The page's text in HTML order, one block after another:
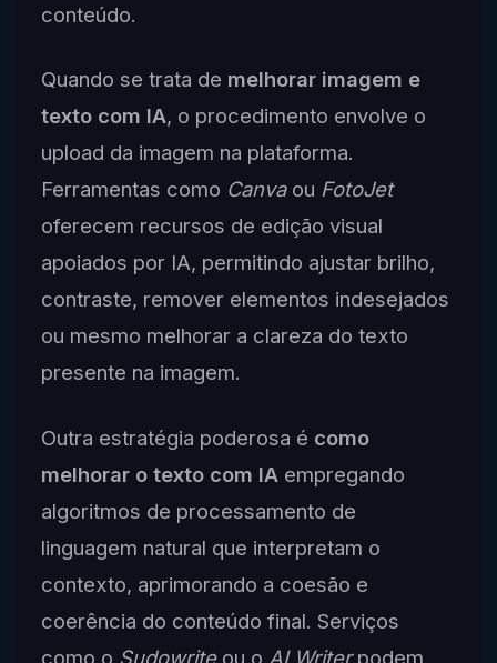
conteúdo.
Quando se trata de melhorar imagem e
texto com IA, o procedimento envolve o
upload da imagem na plataforma.
Ferramentas como Canvaou FotoJet
oferecem recursos de edição visual
apoiados por IA, permitindo ajustar brilho,
contraste, remover elementos indesejados
ou mesmo melhorar a clareza do texto
presente na imagem.
Outra estratégia poderosa é como
melhorar o texto com IAempregando
algoritmos de processamento de
linguagem natural que interpretam o
contexto, aprimorando a coesão e
coerência do conteúdo final. Serviços
como o Sudowriteou o AI Writerpodem